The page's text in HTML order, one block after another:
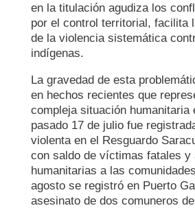
en la titulación agudiza los
por el control territorial, facilita
de la violencia sistemática
indígenas.
La gravedad de esta
en hechos recientes que
compleja situación humanitaria
pasado 17 de julio fue
violenta en el Resguardo
con saldo de víctimas fatales y
humanitarias a las
agosto se registró en Puerto
asesinato de dos comuneros